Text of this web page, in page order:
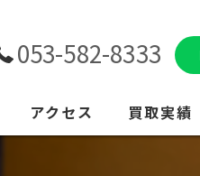
053-582-8333
アクセス 買取実績